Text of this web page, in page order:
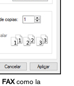
FAXcomo la